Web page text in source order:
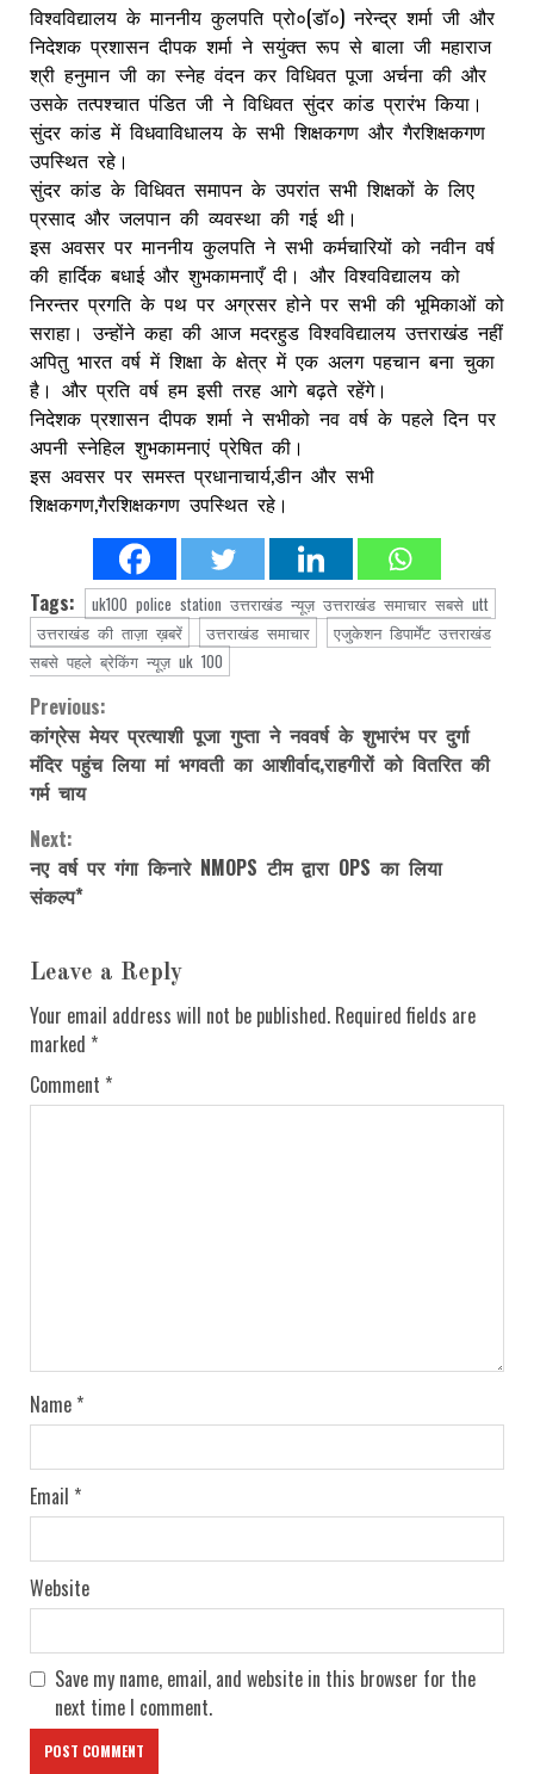
विश्वविद्यालय के माननीय कुलपति प्रो०(डॉ०) नरेन्द्र शर्मा जी और
निदेशक प्रशासन दीपक शर्मा ने सयुंक्त रूप से बाला जी महाराज
श्री हनुमान जी का स्नेह वंदन कर विधिवत पूजा अर्चना की और
उसके तत्पश्चात पंडित जी ने विधिवत सुंदर कांड प्रारंभ किया।
सुंदर कांड में विधवाविधालय के सभी शिक्षकगण और गैरशिक्षकगण
उपस्थित रहे।
सुंदर कांड के विधिवत समापन के उपरांत सभी शिक्षकों के लिए
प्रसाद और जलपान की व्यवस्था की गई थी।
इस अवसर पर माननीय कुलपति ने सभी कर्मचारियों को नवीन वर्ष
की हार्दिक बधाई और शुभकामनाएँ दी। और विश्वविद्यालय को
निरन्तर प्रगति के पथ पर अग्रसर होने पर सभी की भूमिकाओं को
सराहा। उन्होंने कहा की आज मदरहुड विश्वविद्यालय उत्तराखंड नहीं
अपितु भारत वर्ष में शिक्षा के क्षेत्र में एक अलग पहचान बना चुका
है। और प्रति वर्ष हम इसी तरह आगे बढ़ते रहेंगे।
निदेशक प्रशासन दीपक शर्मा ने सभीको नव वर्ष के पहले दिन पर
अपनी स्नेहिल शुभकामनाएं प्रेषित की।
इस अवसर पर समस्त प्रधानाचार्य,डीन और सभी
शिक्षकगण,गैरशिक्षकगण उपस्थित रहे।
Tags:
uk100 police station उत्तराखंड न्यूज़ उत्तराखंड समाचार सबसे utt
उत्तराखंड की ताज़ा ख़बरें
उत्तराखंड समाचार
एजुकेशन डिपार्मेंट उत्तराखंड
सबसे पहले ब्रेकिंग न्यूज़ uk 100
Continue
Reading
Previous:
कांग्रेस मेयर प्रत्याशी पूजा गुप्ता ने नववर्ष के शुभारंभ पर दुर्गा
मंदिर पहुंच लिया मां भगवती का आशीर्वाद,राहगीरों को वितरित की
गर्म चाय
Next:
नए वर्ष पर गंगा किनारे NMOPS टीम द्वारा OPS का लिया
संकल्प*
Leave a Reply
Your email address will not be published. Required fields are
marked *
Comment *
Name *
Email *
Website
Save my name, email, and website in this browser for the
next time I comment.